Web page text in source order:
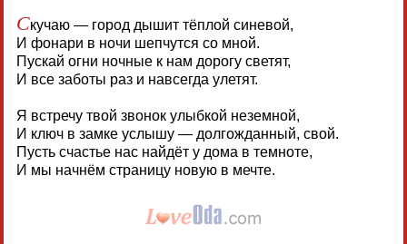
Скучаю — город дышит тёплой синевой,
И фонари в ночи шепчутся со мной.
Пускай огни ночные к нам дорогу светят,
И все заботы раз и навсегда улетят.
Я встречу твой звонок улыбкой неземной,
И ключ в замке услышу — долгожданный, свой.
Пусть счастье нас найдёт у дома в темноте,
И мы начнём страницу новую в мечте.